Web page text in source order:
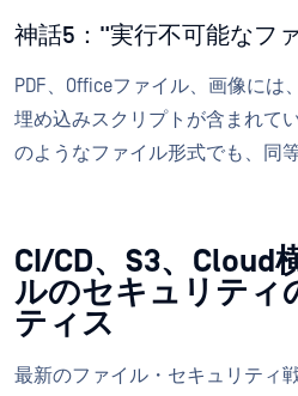
神話5："実行不可能なフ
PDF、Officeファイル、画像に
埋め込みスクリプトが含まれて
のようなファイル形式でも、同
CI/CD、S3、Cloud
ルのセキュリティ
ティス
最新のファイル・セキュリティ